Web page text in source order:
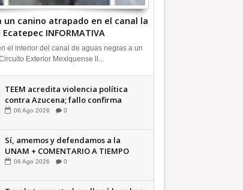
un canino atrapado en el canal la
INFORMATIVA
el interior del canal de aguas negras a un
Exterior Mexiquense ll...
TEEM acredita violencia política
contra Azucena; fallo confirma
guerra sucia: Octavio Martínez
06 Ago 2026 0
Sí, amemos y defendamos a la
UNAM + COMENTARIO A TIEMPO
06 Ago 2026 0